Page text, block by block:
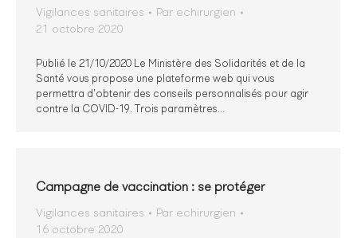
Vigilances sanitaires Par echirurgien
21 octobre 2020
Publié le 21/10/2020 Le Ministère des Solidarités et de la
Santé vous propose une plateforme web qui vous
permettra d’obtenir des conseils personnalisés pour agir
contre la COVID-19. Trois paramètres…
Campagne de vaccination : se protéger
Vigilances sanitaires Par echirurgien
16 octobre 2020